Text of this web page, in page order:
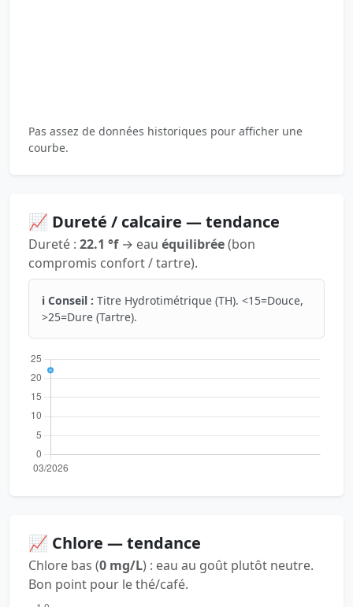
Pas assez de données historiques pour afficher une
courbe.
📈 Dureté / calcaire — tendance
Dureté : 22.1 °f→ eau équilibrée(bon
compromis confort / tartre).
ℹ️ Conseil : Titre Hydrotimétrique (TH). <15=Douce,
>25=Dure (Tartre).
📈 Chlore — tendance
Chlore bas (0 mg/L) : eau au goût plutôt neutre.
Bon point pour le thé/café.